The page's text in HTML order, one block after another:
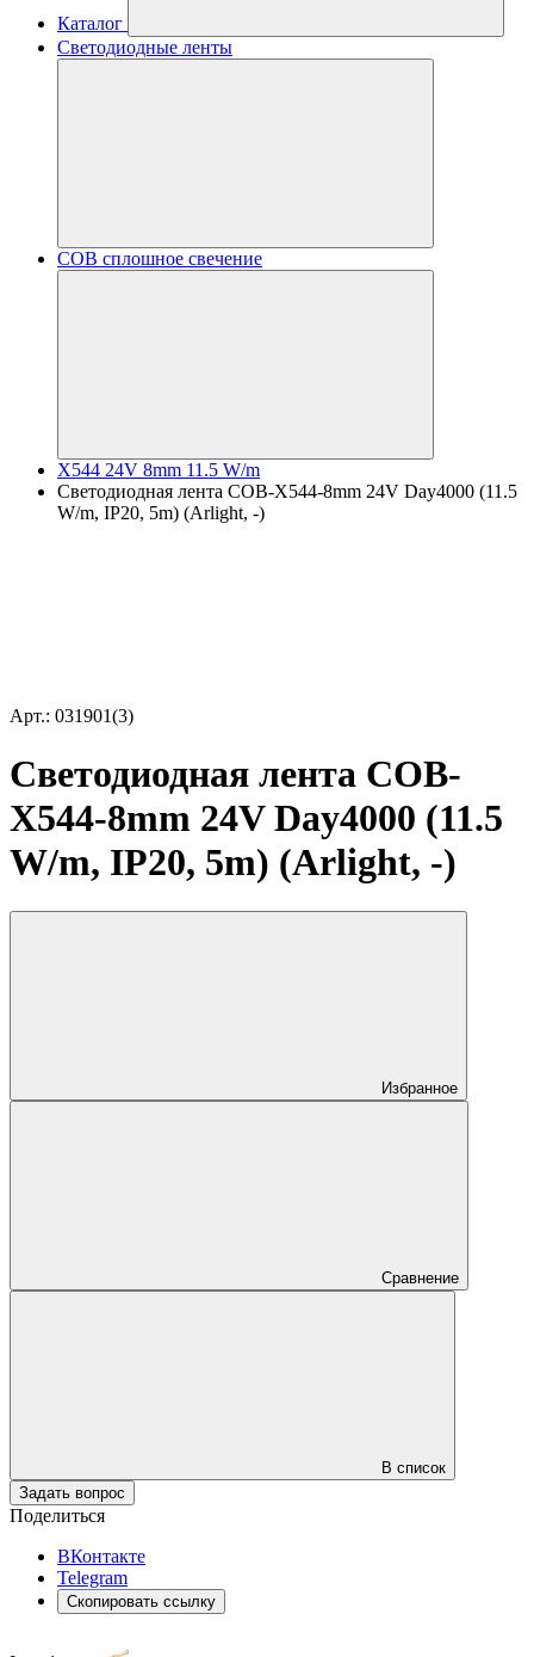
Каталог
Светодиодные ленты
COB сплошное свечение
X544 24V 8mm 11.5 W/m
Светодиодная лента COB-X544-8mm 24V Day4000 (11.5
W/m, IP20, 5m) (Arlight, -)
Арт.: 031901(3)
Светодиодная лента COB-
X544-8mm 24V Day4000 (11.5
W/m, IP20, 5m) (Arlight, -)
Избранное
Сравнение
В список
Задать вопрос
Поделиться
ВКонтакте
Telegram
Скопировать ссылку